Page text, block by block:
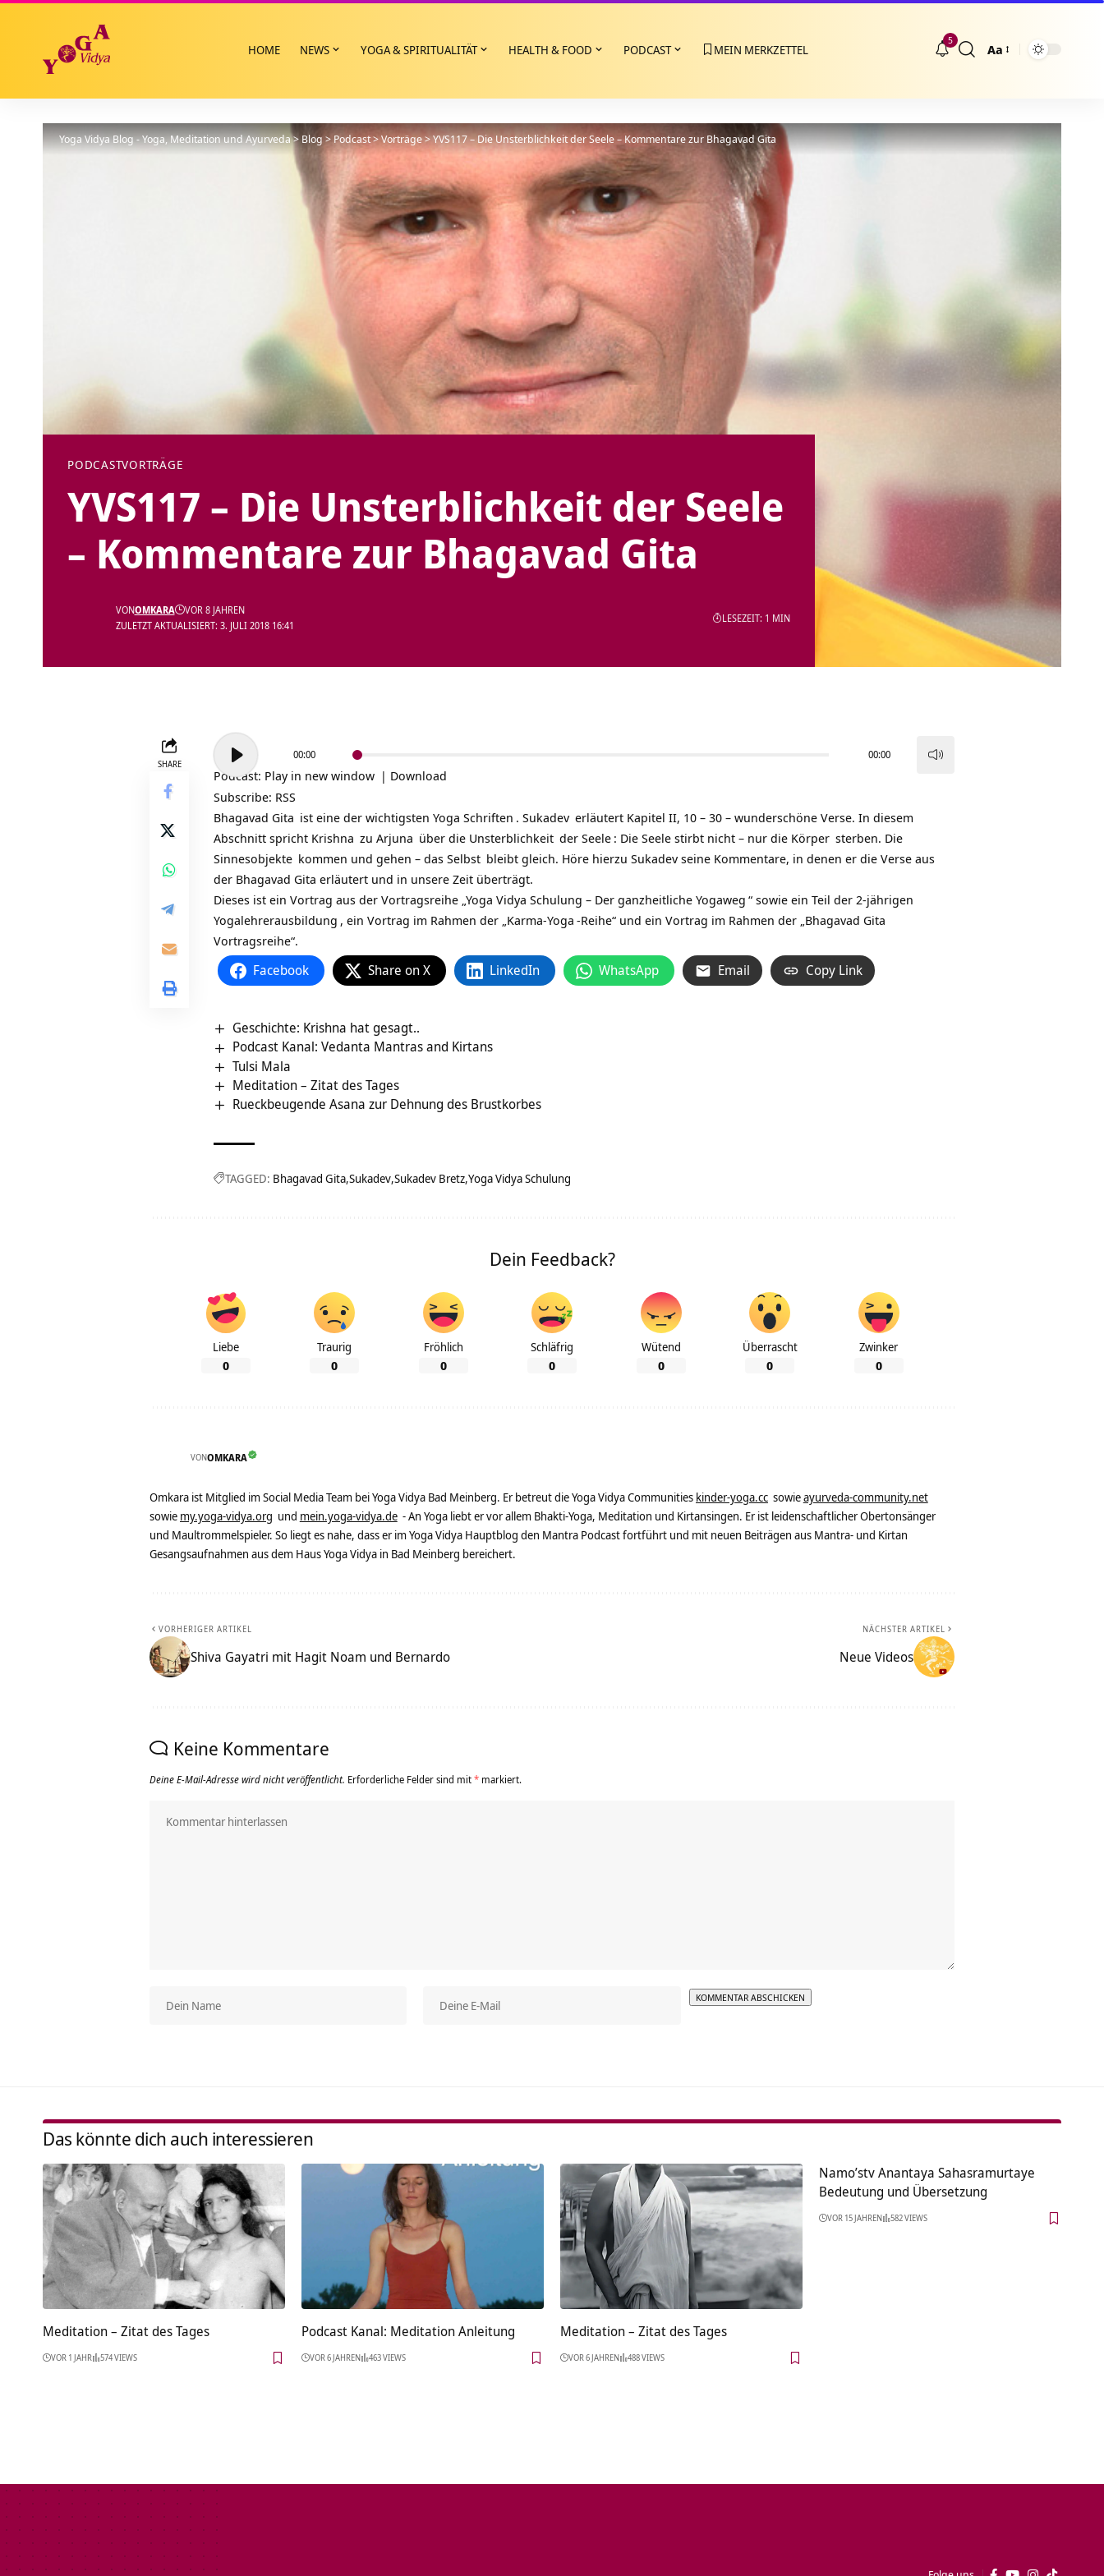
HOME NEWS YOGA & SPIRITUALITÄT HEALTH & FOOD PODCAST MEIN MERKZETTEL
5
Größenänderung
Aa
Yoga Vidya Blog - Yoga, Meditation und Ayurveda>Blog>Podcast>Vorträge>YVS117 – Die Unsterblichkeit der Seele – Kommentare zur Bhagavad Gita
PODCASTVORTRÄGE
YVS117 – Die Unsterblichkeit der Seele
– Kommentare zur Bhagavad Gita
ZULETZT AKTUALISIERT: 3. JULI 2018 16:41
VONOMKARA VOR 8 JAHREN
LESEZEIT: 1 MIN
SHARE
Audio-
Player
00:00 00:00
Podcast: Play in new window | Download
Subscribe: RSS
Bhagavad Gita ist eine der wichtigsten Yoga Schriften . Sukadev erläutert Kapitel II, 10 – 30 – wunderschöne Verse. In diesem
Abschnitt spricht Krishna zu Arjuna über die Unsterblichkeit der Seele : Die Seele stirbt nicht – nur die Körper sterben. Die
Sinnesobjekte kommen und gehen – das Selbst bleibt gleich. Höre hierzu Sukadev seine Kommentare, in denen er die Verse aus
der Bhagavad Gita erläutert und in unsere Zeit überträgt.
Dieses ist ein Vortrag aus der Vortragsreihe „Yoga Vidya Schulung – Der ganzheitliche Yogaweg “ sowie ein Teil der 2-jährigen
Yogalehrerausbildung , ein Vortrag im Rahmen der „Karma-Yoga -Reihe“ und ein Vortrag im Rahmen der „Bhagavad Gita
Vortragsreihe“.
Facebook Share on X LinkedIn WhatsApp Email Copy Link
Geschichte: Krishna hat gesagt..
Podcast Kanal: Vedanta Mantras and Kirtans
Tulsi Mala
Meditation – Zitat des Tages
Rueckbeugende Asana zur Dehnung des Brustkorbes
TAGGED: Bhagavad Gita Sukadev Sukadev Bretz Yoga Vidya Schulung
Dein Feedback?
Liebe
0
Traurig
0
Fröhlich
0
Schläfrig
0
Wütend
0
Überrascht
0
Zwinker
0
VONOMKARA
Omkara ist Mitglied im Social Media Team bei Yoga Vidya Bad Meinberg. Er betreut die Yoga Vidya Communities kinder-yoga.cc sowieayurveda-community.net
sowie my.yoga-vidya.org und mein.yoga-vidya.de - An Yoga liebt er vor allem Bhakti-Yoga, Meditation und Kirtansingen. Er ist leidenschaftlicher Obertonsänger
und Maultrommelspieler. So liegt es nahe, dass er im Yoga Vidya Hauptblog den Mantra Podcast fortführt und mit neuen Beiträgen aus Mantra- und Kirtan
Gesangsaufnahmen aus dem Haus Yoga Vidya in Bad Meinberg bereichert.
VORHERIGER ARTIKEL
Shiva Gayatri mit Hagit Noam und Bernardo
NÄCHSTER ARTIKEL
Neue Videos
Keine Kommentare
Deine E-Mail-Adresse wird nicht veröffentlicht. Erforderliche Felder sind mit* markiert.
Das könnte dich auch interessieren
Meditation – Zitat des Tages
VOR 1 JAHR 574 VIEWS
Podcast Kanal: Meditation Anleitung
VOR 6 JAHREN 463 VIEWS
Meditation – Zitat des Tages
VOR 6 JAHREN 488 VIEWS
Namo’stv Anantaya Sahasramurtaye
Bedeutung und Übersetzung
VOR 15 JAHREN 582 VIEWS